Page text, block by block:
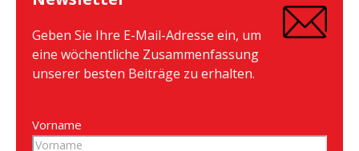
Geben Sie Ihre E-Mail-Adresse ein, um
eine wöchentliche Zusammenfassung
unserer besten Beiträge zu erhalten.
Vorname